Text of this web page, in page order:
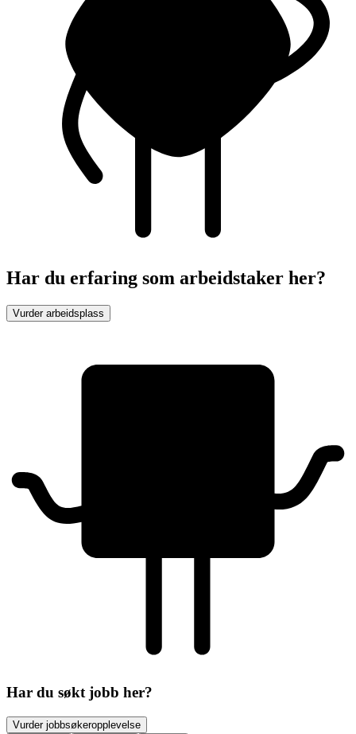
Har du erfaring som arbeidstaker her?
Vurder arbeidsplass
Har du søkt jobb her?
Vurder jobbsøkeropplevelse